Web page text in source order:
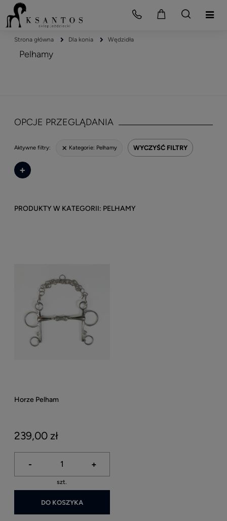
Strona główna Dla konia Wędzidła
Pelhamy
OPCJE PRZEGLĄDANIA
Aktywne filtry: Kategorie: Pelhamy WYCZYŚĆ FILTRY
+
PELHAMY
Horze Pelham
239,00 zł
- +
szt.
DO KOSZYKA